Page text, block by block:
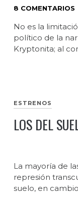
8 COMENTARIOS
No es la
político de la
Kryptonita; al
ESTRENOS
LOS DEL
La mayoría de
represión
suelo, en